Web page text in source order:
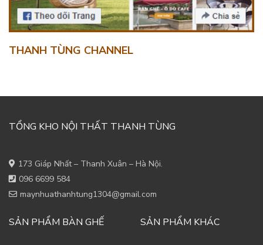
THANH TÙNG CHANNEL
TỔNG KHO NỘI THẤT THANH TÙNG
173 Giáp Nhất – Thanh Xuân – Hà Nội.
096 6699 584
maynhuathanhtung1304@gmail.com
SẢN PHẨM BÀN GHẾ SẢN PHẨM KHÁC